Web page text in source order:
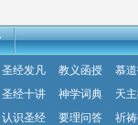
圣经发凡 教义函授 慕
圣经十讲 神学词典 天
认识圣经 要理问答 祈